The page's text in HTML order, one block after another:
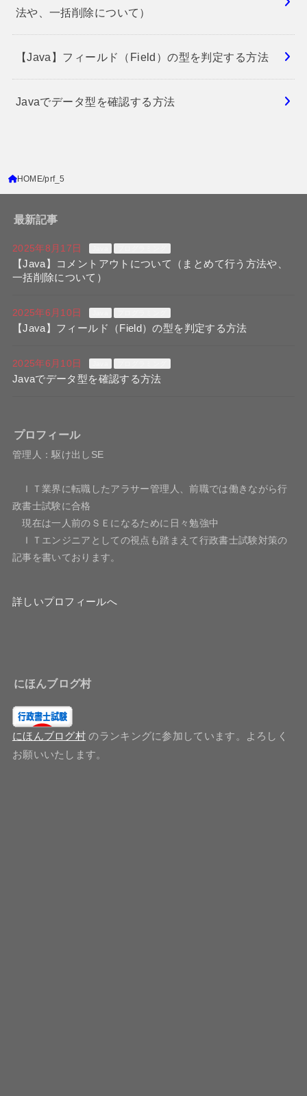
法や、一括削除について）
【Java】フィールド（Field）の型を判定する方法
Javaでデータ型を確認する方法
HOME prf_5
最新記事
2025年8月17日
【Java】コメントアウトについて（まとめて行う方法や、
一括削除について）
2025年6月10日
【Java】フィールド（Field）の型を判定する方法
2025年6月10日
Javaでデータ型を確認する方法
プロフィール
管理人：駆け出しSE
ＩＴ業界に転職したアラサー管理人、前職では働きながら行
政書士試験に合格
現在は一人前のＳＥになるために日々勉強中
ＩＴエンジニアとしての視点も踏まえて行政書士試験対策の
記事を書いております。
詳しいプロフィールへ
にほんブログ村
にほんブログ村 のランキングに参加しています。よろしく
お願いいたします。